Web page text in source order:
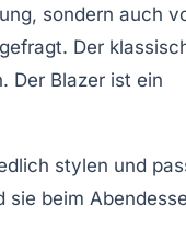
sondern auch
Der
Der Blazer ist ein
stylen und
sie beim